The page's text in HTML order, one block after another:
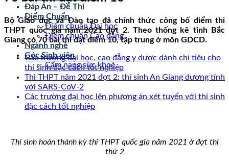
Đáp Án – Đề Thi
Điểm Chuẩn
Điểm chuẩn Đại học
Điểm chuẩn Cao đẳng
Ngành nghề
Góc Sinh viên
Cẩm nang sức khoẻ
Bộ Giáo dục và Đào tạo đã chính thức công bố điểm thi
THPT quốc gia năm 2021 đợt 2. Theo thống kê tỉnh Bắc
Giang có 70 bài thi đạt điểm 10, tập trung ở môn GDCD.
Các trường đại học, cao đẳng y dược dành chỉ tiêu cho
thí sinh đặc cách tốt nghiệp
Thi THPT năm 2021 đợt 2: thí sinh An Giang dương tính
với SARS-CoV-2
Các trường đại học lên phương án xét tuyển với thí sinh
đặc cách tốt nghiệp
Thí sinh hoàn thành kỳ thi THPT quốc gia năm 2021 ở đợt thi
thứ 2